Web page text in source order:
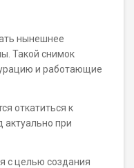
нынешнее
Такой снимок
и работающие
откатиться к
актуально при
с целью создания